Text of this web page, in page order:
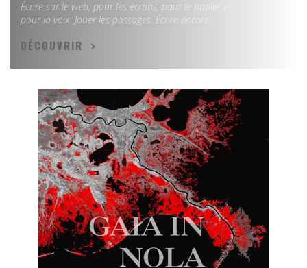
Écrire sur le web, pour les écrans, pour le papier et
pour la voix. Jouer les passages. Écrire encore.
DÉCOUVRIR